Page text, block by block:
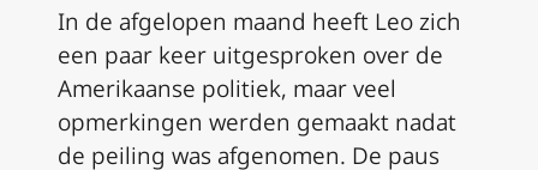
In de afgelopen maand heeft Leo zich
een paar keer uitgesproken over de
Amerikaanse politiek, maar veel
opmerkingen werden gemaakt nadat
de peiling was afgenomen. De paus